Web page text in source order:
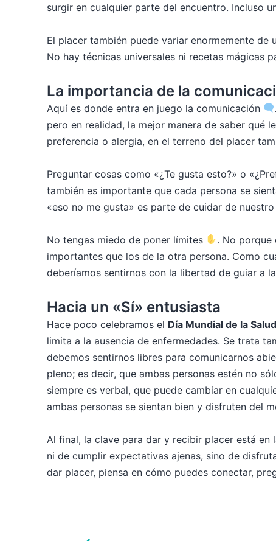
surgir en cualquier parte del encuentro. Incluso
El placer también puede variar enormemente
No hay técnicas universales ni recetas mágicas
La importancia de la
Aquí es donde entra en juego la comunicación
pero en realidad, la mejor manera de saber qué
preferencia o alergia, en el terreno del placer
Preguntar cosas como «¿Te gusta esto?» o
también es importante que cada persona se
«eso no me gusta» es parte de cuidar de
No tengas miedo de poner límites
​. No porque
importantes que los de la otra persona. Como
deberíamos sentirnos con la libertad de guiar a
Hacia un «Sí» entusiasta
Hace poco celebramos el Día Mundial de la
limita a la ausencia de enfermedades. Se trata
debemos sentirnos libres para comunicarnos
pleno; es decir, que ambas personas estén no
siempre es verbal, que puede cambiar en
ambas personas se sientan bien y disfruten del
Al final, la clave para dar y recibir placer está en
ni de cumplir expectativas ajenas, sino de
dar placer, piensa en cómo puedes conectar,